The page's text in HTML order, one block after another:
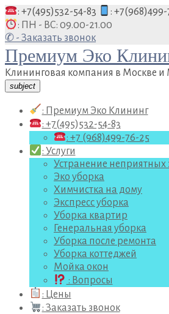
Перейти
к
содержанию
: +7(495)532-54-83
:
: ПН - ВС: 09.00-21.00
✆ - Заказать звонок
Премиум Эко
Клининговая компания в Москве и
subject
: Премиум Эко Клининг
: +7(495)532-54-83
: +7 (968)499-76-25
: Услуги
Устранение неприятных
Эко уборка
Химчистка на дому
Экспресс уборка
Уборка квартир
Генеральная уборка
Уборка после ремонта
Уборка коттеджей
Мойка окон
: Вопросы
: Цены
: Заказать звонок